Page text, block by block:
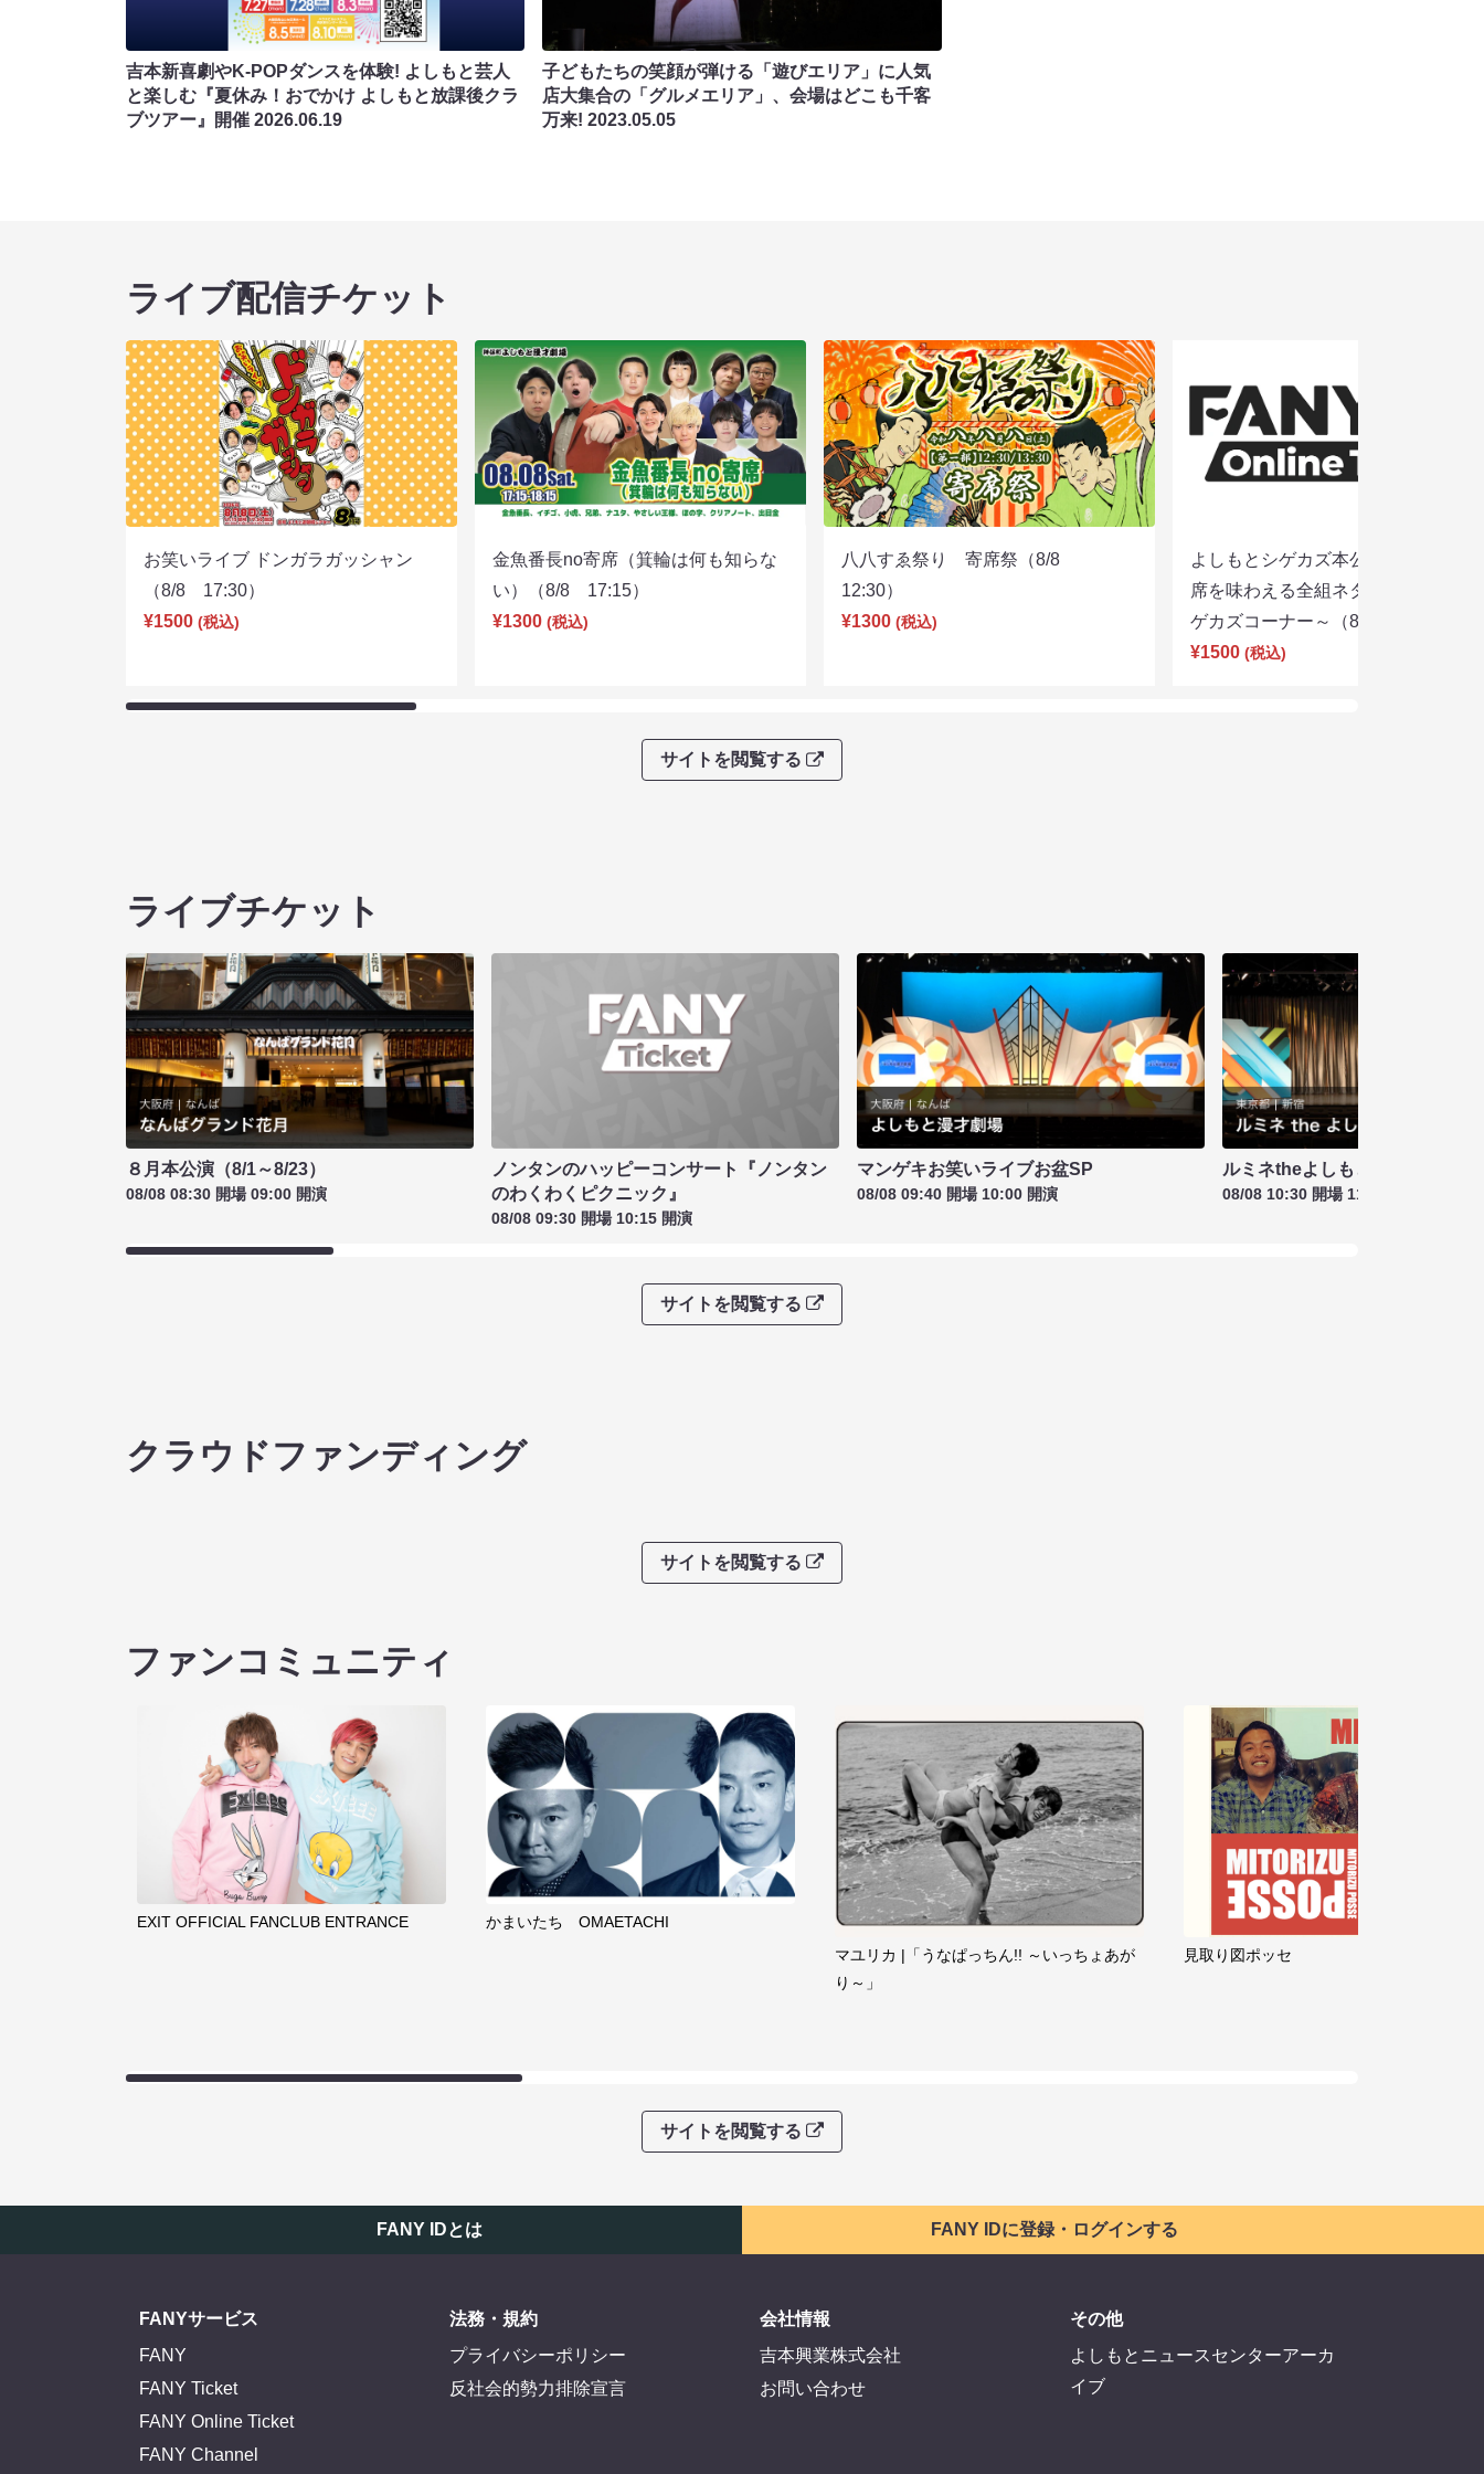
吉本新喜劇やK-POPダンスを体験! よしもと芸人
と楽しむ『夏休み！おでかけ よしもと放課後クラ
ブツアー』開催 2026.06.19
子どもたちの笑顔が弾ける「遊びエリア」に人気
店大集合の「グルメエリア」、会場はどこも千客
万来!2023.05.05
ライブ配信チケット
お笑いライブ ドンガラガッシャン
（8/8 17:30）
¥1500 (税込)
金魚番長no寄席（箕輪は何も知らな
い）（8/8 17:15）
¥1300 (税込)
八八すゑ祭り 寄席祭（8/8
12:30）
¥1300 (税込)
よしもとシゲカズ本公演～本気の寄
席を味わえる全組ネタと大阪名物シ
ゲカズコーナー～（8/8 13:30）
¥1500 (税込)
サイトを閲覧する
ライブチケット
８月本公演（8/1～8/23）
08/08 08:30 開場 09:00 開演
ノンタンのハッピーコンサート『ノンタン
のわくわくピクニック』
08/08 09:30 開場 10:15 開演
マンゲキお笑いライブお盆SP
08/08 09:40 開場 10:00 開演
ルミネtheよしもと お盆特別興行
08/08 10:30 開場 11:00 開演
サイトを閲覧する
クラウドファンディング
サイトを閲覧する
ファンコミュニティ
EXIT OFFICIAL FANCLUB ENTRANCE
かまいたち OMAETACHI
マユリカ |「うなぱっちん!! ～いっちょあが
り～」
見取り図ポッセ
サイトを閲覧する
FANY IDとは FANY IDに登録・ログインする
FANYサービス
FANY
FANY Ticket
FANY Online Ticket
FANY Channel
法務・規約
プライバシーポリシー
反社会的勢力排除宣言
会社情報
吉本興業株式会社
お問い合わせ
その他
よしもとニュースセンターアーカ
イブ